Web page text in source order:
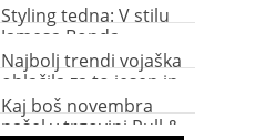
Styling tedna: V stilu
Jamesa Bonda
Najbolj trendi vojaška
oblačila za to jesen in
zimo!
Kaj boš novembra
našel v trgovini Pull &